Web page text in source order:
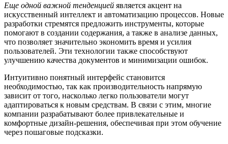
Еще одной важной тенденцией является акцент на
искусственный интеллект и автоматизацию процессов. Новые
разработки стремятся предложить инструменты, которые
помогают в создании содержания, а также в анализе данных,
что позволяет значительно экономить время и усилия
пользователей. Эти технологии также способствуют
улучшению качества документов и минимизации ошибок.
Интуитивно понятный интерфейс становится
необходимостью, так как производительность напрямую
зависит от того, насколько легко пользователи могут
адаптироваться к новым средствам. В связи с этим, многие
компании разрабатывают более привлекательные и
комфортные дизайн-решения, обеспечивая при этом обучение
через пошаговые подсказки.